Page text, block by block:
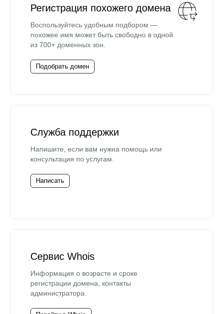
Регистрация похожего домена
Воспользуйтесь удобным подбором —
похожее имя может быть свободно в одной
из 700+ доменных зон.
Подобрать домен
Служба поддержки
Напишите, если вам нужна помощь или
консультация по услугам.
Написать
Сервис Whois
Информация о возрасте и сроке
регистрации домена, контакты
администратора.